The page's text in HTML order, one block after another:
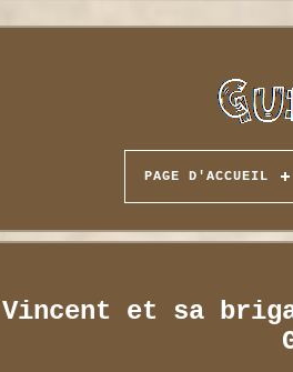
PAGE D'ACCUEIL
et sa